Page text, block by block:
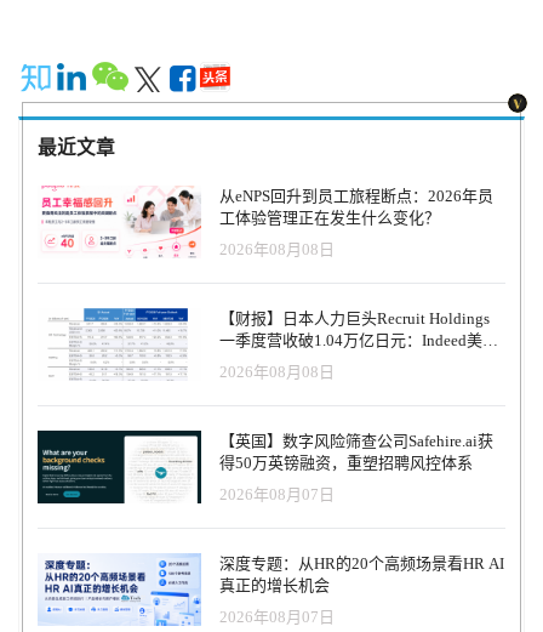
里有一份JoshBersin发布的报告《充分发挥 AI 影响力，拥抱超级员
工时代》，点击下载 Josh Bersin刚刚完成了一次横跨欧洲、亚洲和
中东、累计近六万英里的行程，拜访了数百家公司，讨论他们的AI
战略。虽然每家公司的成熟度各不相同，但有一点非常明确：AI作
为商业工具已经到来——它是真实存在的，其使用场景正在迅速增
长。 宾夕法尼亚大学沃顿商学院（Wharton）的最新调查显示，46%
的商业领袖每天使用生成式AI（Gen AI），80%每周至少使用一
次。在这些用户中，72%正在衡量投资回报率（ROI），74%表示结
果是正向的。顺带一提，HR部门在使用率上排名第三，仅次于IT和
财务部门。 预算投入也在大幅上升：23%的大型公司每年在AI上的
支出超过2000万美元，43%超过1000万美元。 企业从AI中获得了什
么？答案是：生产力。目前最主要的应用是我称之为“第一阶段”的使
用方式——个人生产力提升。AI帮助员工总结会议、分析数据、查
找信息、撰写或分析文档。这些个人层面的应用确实带来了实在的
效率提升，但这仅仅是开始。 生成式AI或将成为“新一代微软Office”
的发展非常相似——它们都是“个人生产力”的革命。微软对此早已深
谋远虑，MS Copilot正在逐渐成为“新一代Office套件”。 当然，AI能
做的远不止这些。目前约有12%的公司部署了企业级AI代理
页面，也可用于客户支持。未来，每家公司都会拥有自己的AI代
理。 举个例子：我们的一位客户——一家大型医疗保健公司——已
经运行员工聊天机器人（Agent）四年之久。它的成功使得公司所有
最近文章
从eNPS回升到员工旅程断点：2026年员
工体验管理正在发生什么变化？
2026年08月08日
【财报】日本人力巨头Recruit Holdings
一季度营收破1.04万亿日元：Indeed美国
收入逆势增长30%，AI招聘推动利润率升
至47.4%
2026年08月08日
【英国】数字风险筛查公司Safehire.ai获
得50万英镑融资，重塑招聘风控体系
2026年08月07日
深度专题：从HR的20个高频场景看HR AI
真正的增长机会
2026年08月07日